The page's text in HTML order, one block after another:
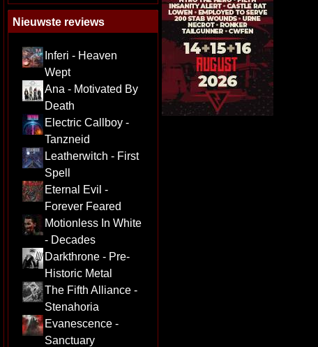
Nieuwste reviews
Inferi - Heaven
Wept
Ana - Motivated By
Death
Electric Callboy -
Tanzneid
Leatherwitch - First
Spell
Eternal Evil -
Forever Feared
Motionless In White
- Decades
Darkthrone - Pre-
Historic Metal
The Fifth Alliance -
Stenahoria
Evanescence -
Sanctuary